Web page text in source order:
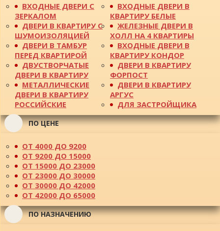
ВХОДНЫЕ ДВЕРИ С
ЗЕРКАЛОМ
ДВЕРИ В КВАРТИРУ С
ШУМОИЗОЛЯЦИЕЙ
ДВЕРИ В ТАМБУР
ПЕРЕД КВАРТИРОЙ
ДВУСТВОРЧАТЫЕ
ДВЕРИ В КВАРТИРУ
МЕТАЛЛИЧЕСКИЕ
ДВЕРИ В КВАРТИРУ
РОССИЙСКИЕ
ВХОДНЫЕ ДВЕРИ В
КВАРТИРУ БЕЛЫЕ
ЖЕЛЕЗНЫЕ ДВЕРИ В
ХОЛЛ НА 4 КВАРТИРЫ
ВХОДНЫЕ ДВЕРИ В
КВАРТИРУ КОНДОР
ДВЕРИ В КВАРТИРУ
ФОРПОСТ
ДВЕРИ В КВАРТИРУ
АРГУС
ДЛЯ ЗАСТРОЙЩИКА
ПО ЦЕНЕ
ОТ 4000 ДО 9200
ОТ 9200 ДО 15000
ОТ 15000 ДО 23000
ОТ 23000 ДО 30000
ОТ 30000 ДО 42000
ОТ 42000 ДО 65000
ПО НАЗНАЧЕНИЮ